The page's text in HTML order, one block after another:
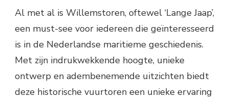
Al met al is Willemstoren, oftewel ‘Lange Jaap’,
een must-see voor iedereen die geïnteresseerd
is in de Nederlandse maritieme geschiedenis.
Met zijn indrukwekkende hoogte, unieke
ontwerp en adembenemende uitzichten biedt
deze historische vuurtoren een unieke ervaring